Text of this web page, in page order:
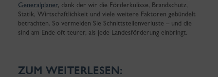
Generalplaner, dank der wir die Förderkulisse, Brandschutz,
Statik, Wirtschaftlichkeit und viele weitere Faktoren gebündelt
betrachten. So vermeiden Sie Schnittstellenverluste – und die
sind am Ende oft teurer, als jede Landesförderung einbringt.
ZUM WEITERLESEN: